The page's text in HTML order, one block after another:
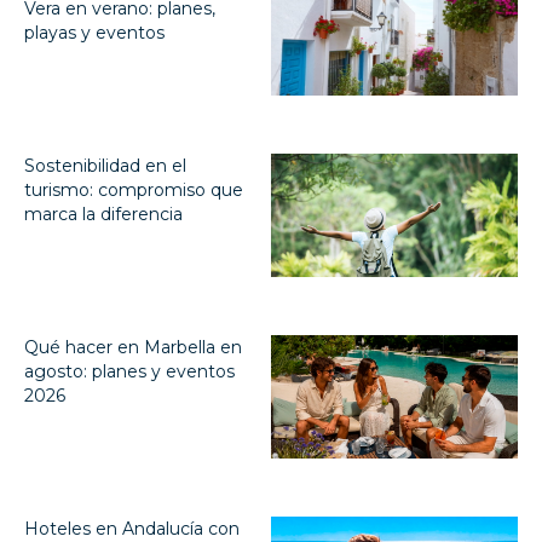
Vera en verano: planes,
playas y eventos
Sostenibilidad en el
turismo: compromiso que
marca la diferencia
Qué hacer en Marbella en
agosto: planes y eventos
2026
Hoteles en Andalucía con